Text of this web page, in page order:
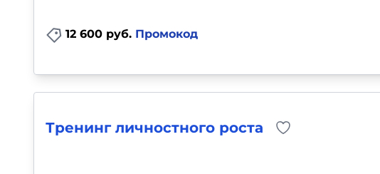
12 600 руб. Промокод
Тренинг личностного роста